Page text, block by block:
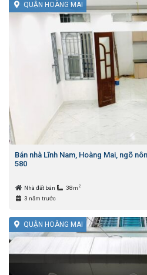
QUẬN HOÀNG MAI
Bán nhà Lĩnh Nam, Hoàng Mai, ngõ
580
Nhà đất bán 38m 2
3 năm trước
QUẬN HOÀNG MAI